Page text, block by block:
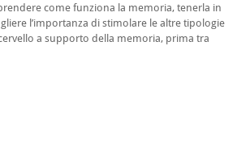
come funziona la memoria, tenerla in
l’importanza di stimolare le altre tipologie
a supporto della memoria, prima tra